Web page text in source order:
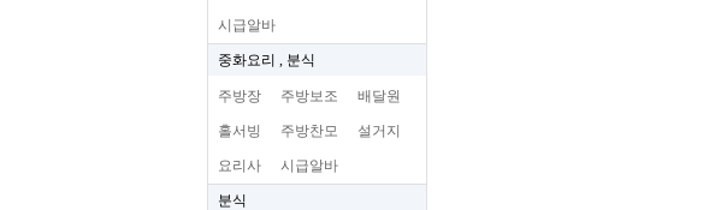
시급알바
중화요리 , 분식
주방장 주방보조 배달원
홀서빙 주방찬모 설거지
요리사 시급알바
분식